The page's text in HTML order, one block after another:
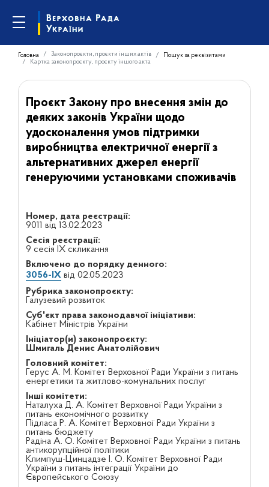
Головна Законопроєкти, проєкти інших актів
Пошук за реквізитами
Картка законопроєкту, проєкту іншого акта
Проєкт Закону про внесення змін до
деяких законів України щодо
удосконалення умов підтримки
виробництва електричної енергії з
альтернативних джерел енергії
генеруючими установками споживачів
Номер, дата реєстрації:
9011 від 13.02.2023
Сесія реєстрації:
9 сесія IX скликання
Включено до порядку денного:
3056-IXвід 02.05.2023
Рубрика законопроєкту:
Галузевий розвиток
Суб'єкт права законодавчої ініціативи:
Кабінет Міністрів України
Ініціатор(и) законопроєкту:
Шмигаль Денис Анатолійович
Головний комітет:
Герус А. М. Комітет Верховної Ради України з питань
енергетики та житлово-комунальних послуг
Інші комітети:
Наталуха Д. А. Комітет Верховної Ради України з
питань економічного розвитку
Підласа Р. А. Комітет Верховної Ради України з
питань бюджету
Радіна А. О. Комітет Верховної Ради України з питань
антикорупційної політики
Климпуш-Цинцадзе І. О. Комітет Верховної Ради
України з питань інтеграції України до
Європейського Союзу